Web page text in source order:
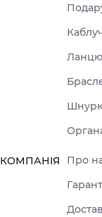
КОМПАНІЯ
Про